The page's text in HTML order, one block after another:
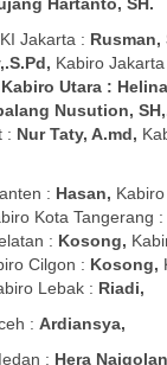
Hartanto, SH.
Jakarta : Rusman,
Kabiro
Utara :
Nusution,
: Nur Taty, A.md,
: Hasan,
Kota Tangerang :
: Kosong,
Cilgon : Kosong,
Lebak : Riadi,
: Ardiansya,
: Hera